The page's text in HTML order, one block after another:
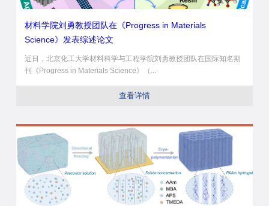
材料学院刘勇教授团队在《Progress in Materials
Science》发表综述论文
近日，北京化工大学材料科学与工程学院刘勇教授团队在国际知名期
刊《Progress in Materials Science》（...
查看详情